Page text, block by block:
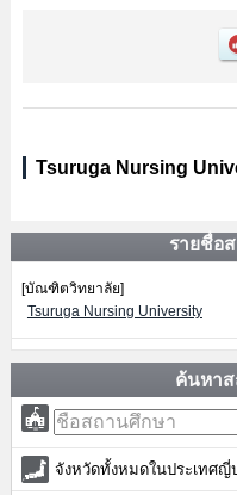
Tsuruga Nursing
รายชื่อ
[บัณฑิตวิทยาลัย]
Tsuruga Nursing University
ค้นหาส
จังหวัดทั้งหมดในประเทศญี่